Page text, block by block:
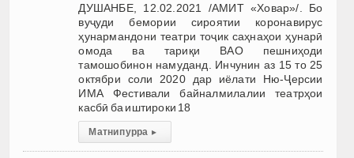
ДУШАНБЕ, 12.02.2021 /АМИТ «Ховар»/. Бо
вуҷуди бемории сироятии коронавирус
ҳунармандони театри тоҷик саҳнаҳои ҳунарӣ
омода ва тариқи ВАО пешниҳоди
тамошобинон намуданд. Инчунин аз 15 то 25
октябри соли 2020 дар иёлати Ню-Ҷерсии
ИМА Фестивали байналмилалии театрҳои
касбӣ ба иштироки 18
Матни пурра ▸